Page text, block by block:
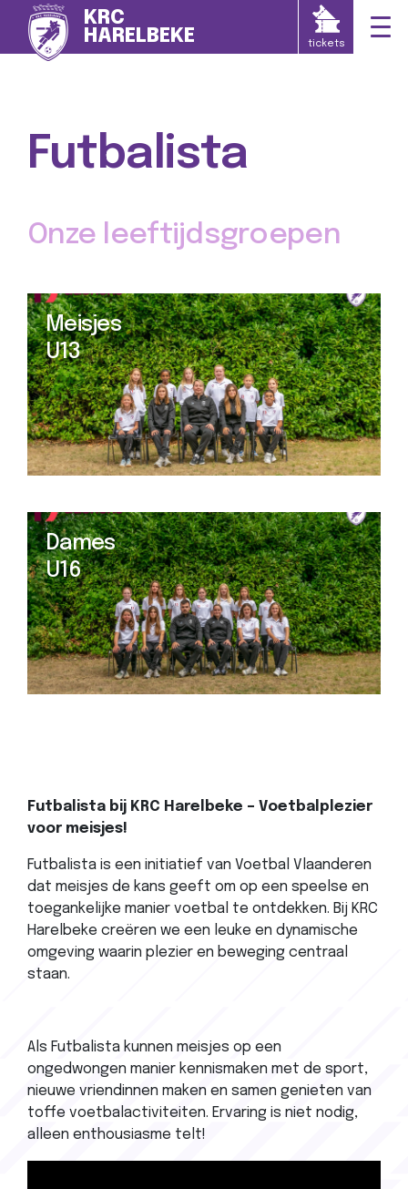
KRC
HARELBEKE
tickets
Futbalista
Onze leeftijdsgroepen
Meisjes
U13
Dames
U16
Futbalista bij KRC Harelbeke – Voetbalplezier
voor meisjes!
Futbalista is een initiatief van Voetbal Vlaanderen
dat meisjes de kans geeft om op een speelse en
toegankelijke manier voetbal te ontdekken. Bij KRC
Harelbeke creëren we een leuke en dynamische
omgeving waarin plezier en beweging centraal
staan.
Als Futbalista kunnen meisjes op een
ongedwongen manier kennismaken met de sport,
nieuwe vriendinnen maken en samen genieten van
toffe voetbalactiviteiten. Ervaring is niet nodig,
alleen enthousiasme telt!